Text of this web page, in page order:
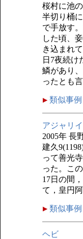
桜村に池
半切り桶
で手放す
した頃、
き込まれ
日7夜続け
鱗があり
ったとも
類似事例
アジャリ
2005年 長
建久
って善光
った。こ
17日の間
て，皇円
類似事例
ヘビ